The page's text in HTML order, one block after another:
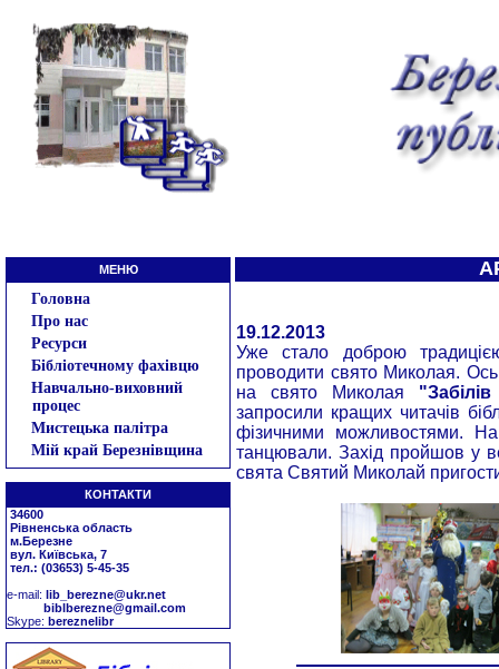
МЕНЮ
Головна
Про нас
Ресурси
Бібліотечному фахівцю
Навчально-виховний
процес
Мистецька палітра
Мій край Березнівщина
КОНТАКТИ
34600
Рівненська область
м.Березне
вул. Київська, 7
тел.: (03653) 5-45-35
е-mail: lib_berezne@ukr.net
biblberezne@gmail.com
Skype: bereznelibr
19.12.2013
Уже стало доброю
проводити свято Миколая. Ось
на свято Миколая
запросили кращих читачів
фізичними можливостями. На
танцювали. Захід пройшов у
свята Святий Миколай